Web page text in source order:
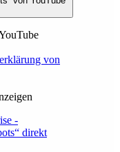
von
-
direkt